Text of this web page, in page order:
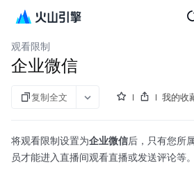
企业直播
观看限制
企业微信
复制全文 我的收
将观看限制设置为企业微信后，只有您所
员才能进入直播间观看直播或发送评论等。